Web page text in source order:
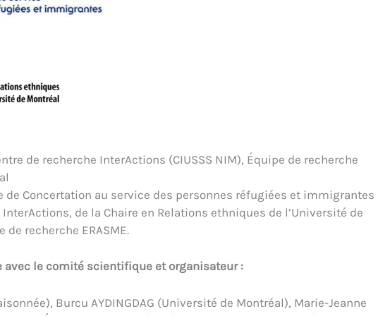
de recherche InterActions (CIUSSS NIM), Équipe de recherche
de Concertation au service des personnes réfugiées et immigrantes
InterActions, de la Chaire en Relations ethniques de l’Université de
de recherche ERASME.
avec le comité scientifique et organisateur :
Burcu AYDINGDAG (Université de Montréal), Marie-Jeanne